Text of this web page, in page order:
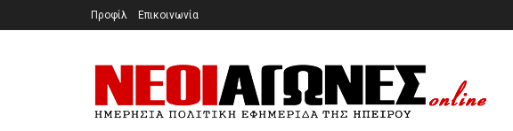
Προφίλ Επικοινωνία